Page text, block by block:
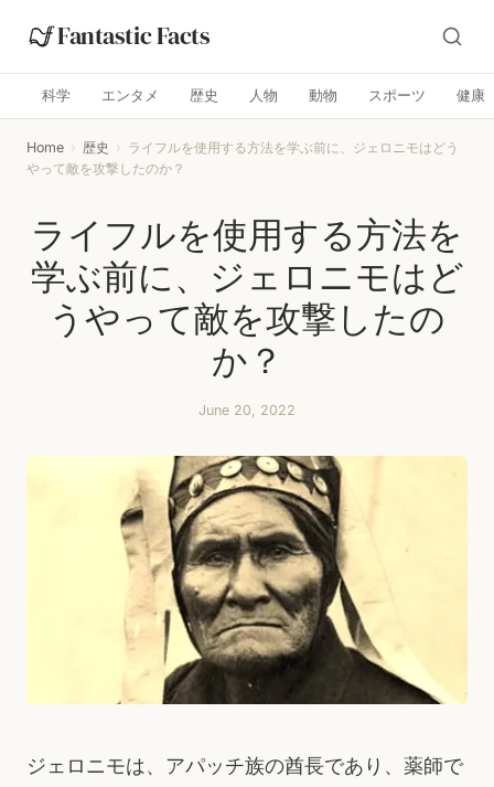
Fantastic Facts
科学 エンタメ 歴史 人物 動物 スポーツ 健康
Home › 歴史 › ライフルを使用する方法を学ぶ前に、ジェロニモはどう
やって敵を攻撃したのか？
ライフルを使用する方法を
学ぶ前に、ジェロニモはど
うやって敵を攻撃したの
か？
June 20, 2022
ジェロニモは、アパッチ族の酋長であり、薬師で